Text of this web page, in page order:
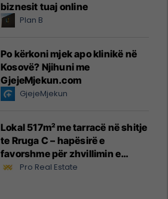
biznesit tuaj online
Plan B
Po kërkoni mjek apo klinikë në
Kosovë? Njihuni me
GjejeMjekun.com
GjejeMjekun
Lokal 517m² me tarracë në shitje
te Rruga C – hapësirë e
favorshme për zhvillimin e
biznesit #15796
Pro Real Estate